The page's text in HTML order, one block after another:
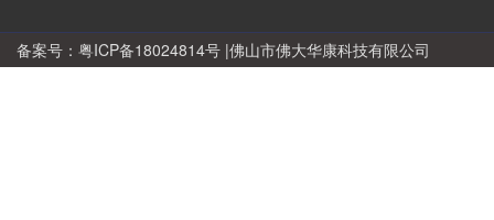
备案号： 粤ICP备18024814号 |佛山市佛大华康科技有限公司